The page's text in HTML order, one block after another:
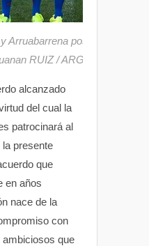
Arruabarrena posan con la
RUIZ / ARGAZKI PRESS)
alcanzado
del cual la
patrocinará al
la presente
que
en años
nace de la
con
que